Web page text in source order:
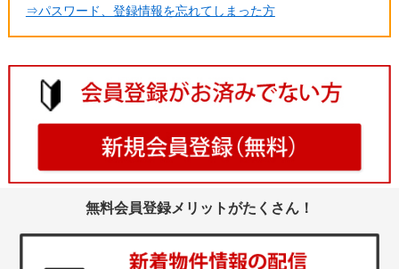
⇒パスワード、登録情報を忘れてしまった方
無料会員登録メリットがたくさん！